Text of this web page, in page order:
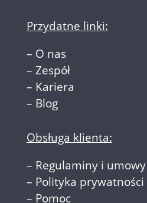
Przydatne linki:
– O nas
– Zespół
– Kariera
– Blog
Obsługa klienta:
– Regulaminy i umowy
– Polityka prywatności
– Pomoc